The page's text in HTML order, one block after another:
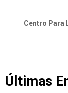
Centro Para
Últimas